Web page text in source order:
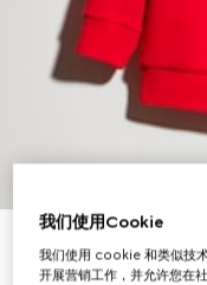
儿童印花棉质卫衣
£285
我们使用Cookie
我们使用 cookie 和类似技
开展营销工作，并允许您在